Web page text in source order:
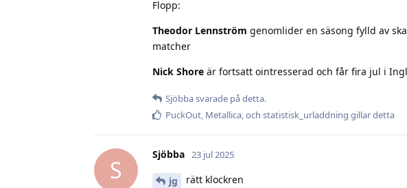
Flopp:
Theodor Lennström genomlider en säsong fylld av
matcher
Nick Shore är fortsatt ointresserad och får fira jul i
Sjöbbasvarade på detta.
PuckOut, Metallica, och statistisk_urladdning gillar detta
S
Sjöbba 23 jul 2025
jg rätt klockren